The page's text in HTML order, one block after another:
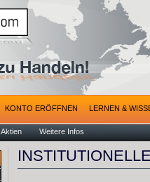
KONTO ERÖFFNEN LERNEN &
Aktien Weitere Infos